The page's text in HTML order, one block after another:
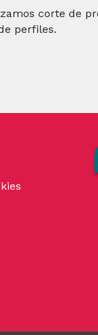
corte de
perfiles.